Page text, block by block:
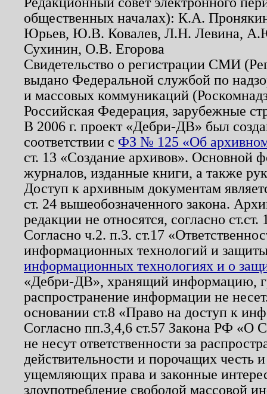
общественных началах): К.А.
Юрьев, Ю.В. Ковалев, Л.Н. Левина,
Сухинин, О.В. Егорова
Свидетельство о регистрации СМИ
выдано Федеральной службой по
и массовых коммуникаций
Российская Федерация, зарубежные
В 2006 г. проект «Дебри-ДВ» был
соответствии с ФЗ № 125 «Об
ст. 13 «Создание архивов». Основной
журналов, изданные книги, а также
Доступ к архивным документам
ст. 24 вышеобозначенного закона.
редакции не относятся, согласно
Согласно ч.2. п.3. ст.17
информационных технологий и
информационных технологиях и о
«Дебри-ДВ», хранящий информацию,
распространение информации не
основании ст.8 «Право на доступ к
Согласно пп.3,4,6 ст.57 Закона РФ «О
не несут ответственности за
действительности и порочащих честь
ущемляющих права и законные
злоупотребление свободой массовой